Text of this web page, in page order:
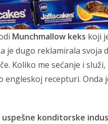
Munchmallow keks koji
je dugo reklamirala
Koliko me sećanje i
engleskoj recepturi. Onda
uspešne konditorske